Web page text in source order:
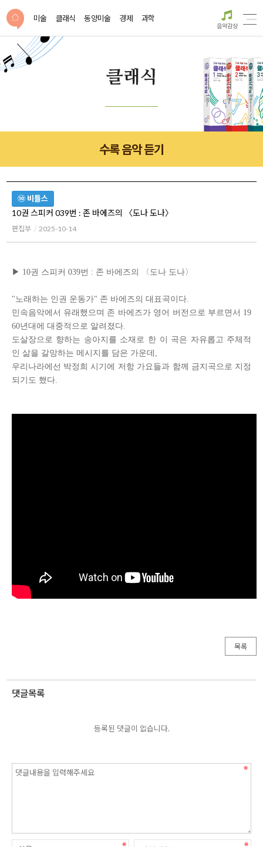
미술 클래식 동양미술 경제 과학
음악감상
클래식
수록 음악 듣기
⑩ 비틀스
10권 스피커 039번 : 존 바에즈의 〈도나 도나〉
편집부 2025-10-14
▶ 10권 스피커 039번 : 존 바에즈의 〈도나 도나〉
"노래하는 인권 운동가" 존 바에즈의 대표곡이다.
민속음악에서 유래했으며 존 바에즈가 영어 버전으로 부르면서 19
60년대에 대중적으로 알려졌다.
도살장으로 향하는 송아지를 소재로 한 이 곡은 자유롭고 주체적
인 삶을 갈망하는 메시지를 담은 가운데,
우리나라에선 박정희 시기에 저항 가요들과 함께 금지곡으로 지정
되기도 했다.
목록
댓글목록
등록된 댓글이 없습니다.